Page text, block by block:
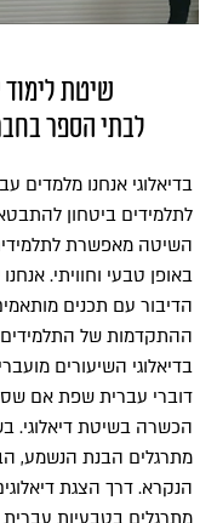
שיטת לימוד
לבתי הספר
בדיאלוגי אנחנו מלמדים
לתלמידים ביטחון
השיטה מאפשרת
באופן טבעי וחוויתי.
הדיבור עם תכנים
ההתקדמות של
בדיאלוגי השיעורים
דוברי עברית שפת אם
הכשרה בשיטת דיאלוגי.
מתרגלים הבנת הנשמע,
הנקרא. דרך הצגת
מתרגלים בטבעיות